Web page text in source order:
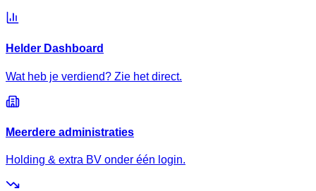
Helder Dashboard
Wat heb je verdiend? Zie het direct.
Meerdere administraties
Holding & extra BV onder één login.